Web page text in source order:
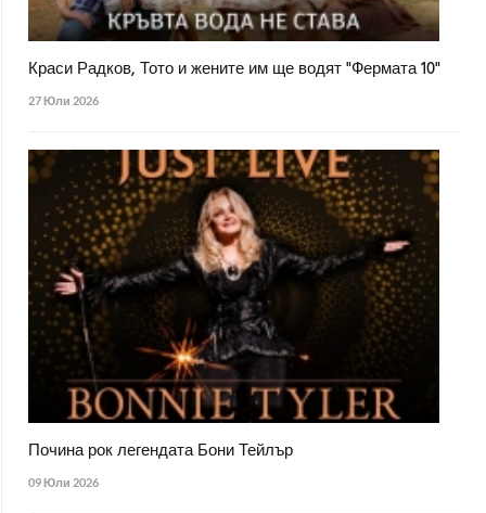
Краси Радков, Тото и жените им ще водят "Фермата 10"
27 Юли 2026
Почина рок легендата Бони Тейлър
09 Юли 2026